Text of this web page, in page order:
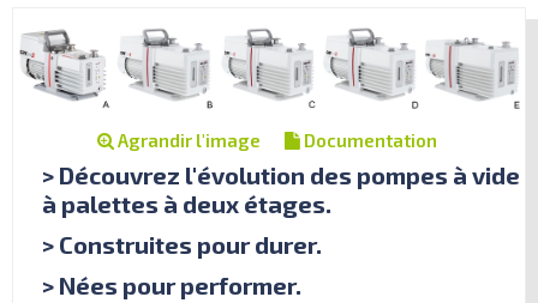
Agrandir l'image Documentation
> Découvrez l'évolution des pompes à vide
à palettes à deux étages.
> Construites pour durer.
> Nées pour performer.